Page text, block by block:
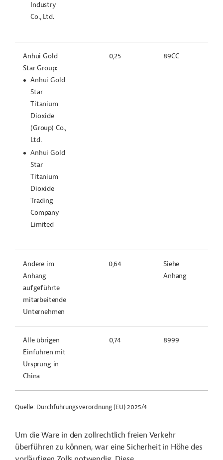
Industry
Co., Ltd.
Anhui Gold
Star Group:
Anhui Gold
Star
Titanium
Dioxide
(Group) Co.,
Ltd.
Anhui Gold
Star
Titanium
Dioxide
Trading
Company
Limited
0,25 89CC
Andere im
Anhang
aufgeführte
mitarbeitende
Unternehmen
0,64
Siehe
Anhang
Alle übrigen
Einfuhren mit
Ursprung in
China
0,74 8999
Quelle: Durchführungsverordnung (EU) 2025/4
Um die Ware in den zollrechtlich freien Verkehr
überführen zu können, war eine Sicherheit in Höhe des